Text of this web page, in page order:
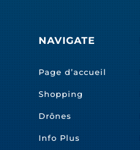
NAVIGATE
Page d’accueil
Shopping
Drônes
Info Plus